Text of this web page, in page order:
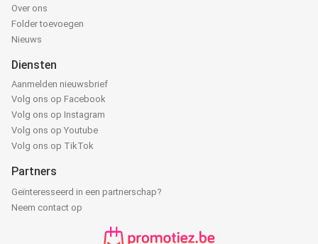
Over ons
Folder toevoegen
Nieuws
Diensten
Aanmelden nieuwsbrief
Volg ons op Facebook
Volg ons op Instagram
Volg ons op Youtube
Volg ons op TikTok
Partners
Geïnteresseerd in een partnerschap?
Neem contact op